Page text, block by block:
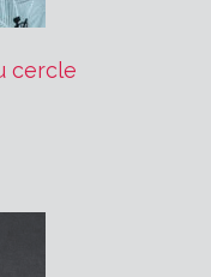
cercle